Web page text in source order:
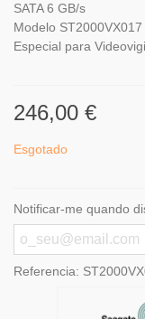
SATA 6 GB/s
Modelo ST2000VX017
Especial para
246,00 €
Esgotado
Notificar-me quando
Referencia: